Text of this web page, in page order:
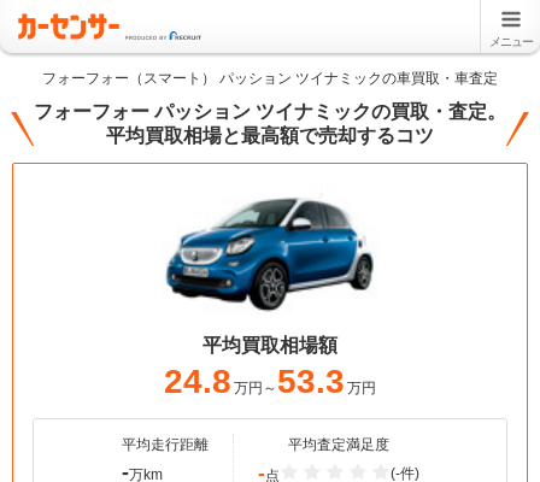
メニュー
フォーフォー（スマート） パッション ツイナミックの車買取・車査定
フォーフォー パッション ツイナミックの買取・査定。
平均買取相場と最高額で売却するコツ
平均買取相場額
24.8 万円～ 53.3 万円
平均走行距離
-万km
平均査定満足度
-点 (-件)